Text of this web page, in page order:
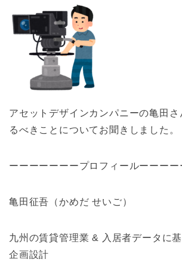
アセットデザインカンパニーの亀田
るべきことについてお聞きしました。
ーーーーーーープロフィールーーーー
亀田征吾（かめだ せいご）
九州の賃貸管理業 & 入居者データに
企画設計